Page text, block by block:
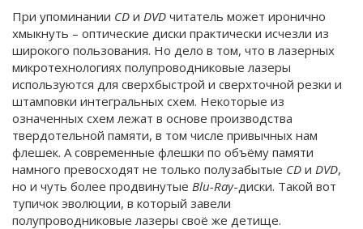
При упоминании CD и DVD читатель может иронич­но
хмыкнуть – оптические диски практически исчезли из
широкого пользования. Но дело в том, что в лазерных
микротехнологиях полупроводниковые лазеры
используются для сверхбыстрой и сверхточной резки и
штамповки интегральных схем. Некоторые из
означенных схем лежат в основе производства
твердотельной памяти, в том числе привычных нам
флешек. А современные флешки по объёму памяти
намного превосходят не только полузабытые CD и DVD,
но и чуть более продвинутые Blu-Ray-диски. Такой вот
тупичок эволюции, в который завели
полупроводниковые лазеры своё же детище.